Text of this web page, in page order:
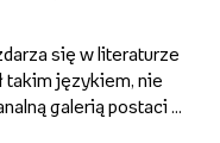
się w literaturze
takim językiem, nie
galerią postaci i